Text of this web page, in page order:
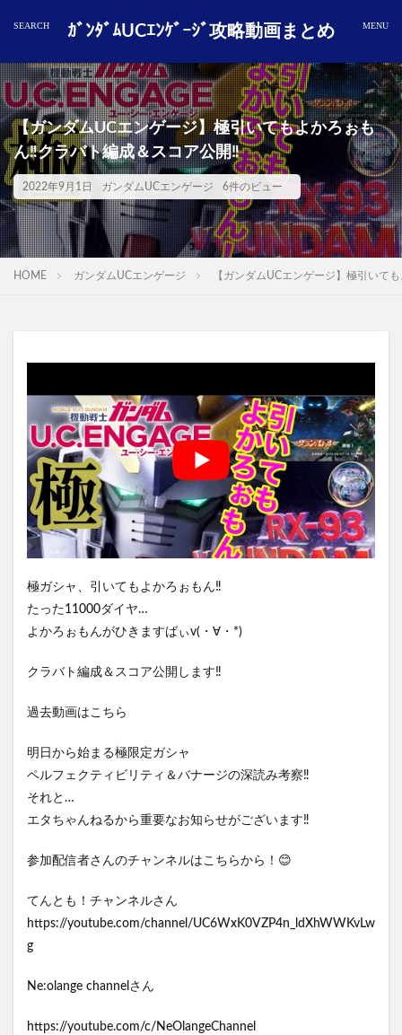
ｶﾞﾝﾀﾞﾑUCｴﾝｹﾞｰｼﾞ攻略動画まとめ
【ガンダムUCエンゲージ】極引いてもよかろぉも
ん‼️クラバト編成＆スコア公開‼️
2022年9月1日 ガンダムUCエンゲージ 6件のビュー
HOME ガンダムUCエンゲージ 【ガンダムUCエンゲージ】極引いて
極ガシャ、引いてもよかろぉもん‼️
たった11000ダイヤ…
よかろぉもんがひきますばぃv(・∀・*)
クラバト編成＆スコア公開します‼️
過去動画はこちら
明日から始まる極限定ガシャ
ペルフェクティビリティ＆バナージの深読み考察‼️
それと…
エタちゃんねるから重要なお知らせがございます‼️
参加配信者さんのチャンネルはこちらから！😊
てんとも！チャンネルさん
https://youtube.com/channel/UC6WxK0VZP4n_ldXhWWKvLw
g
Ne:olange channelさん
https://youtube.com/c/NeOlangeChannel